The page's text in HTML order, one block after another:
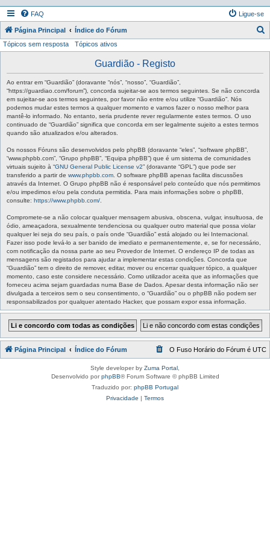
FAQ Ligue-se
Página Principal Índice do Fórum
Tópicos sem resposta Tópicos ativos
Guardião - Registo
Ao entrar em “Guardião” (doravante “nós”, “nosso”, “Guardião”,
“https://guardiao.com/forum”), concorda sujeitar-se aos termos seguintes. Se não concorda
em sujeitar-se aos termos seguintes, por favor não entre e/ou utilize “Guardião”. Nós
podemos mudar estes termos a qualquer momento e vamos fazer o nosso melhor para
mantê-lo informado. No entanto, seria prudente rever regularmente estes termos. O uso
continuado de “Guardião” significa que concorda em ser legalmente sujeito a estes termos
quando são atualizados e/ou alterados.
Os nossos Fóruns são desenvolvidos pelo phpBB (doravante “eles”, “software phpBB”,
“www.phpbb.com”, “Grupo phpBB”, “Equipa phpBB”) que é um sistema de comunidades
virtuais sujeito à “GNU General Public License v2” (doravante “GPL”) que pode ser
transferido a partir de www.phpbb.com . O software phpBB apenas facilita discussões
através da Internet. O Grupo phpBB não é responsável pelo conteúdo que nós permitimos
e/ou impedimos e/ou pela conduta permitida. Para mais informações sobre o phpBB,
consulte: https://www.phpbb.com/
Compromete-se a não colocar qualquer mensagem abusiva, obscena, vulgar, insultuosa, de
ódio, ameaçadora, sexualmente tendenciosa ou qualquer outro material que possa violar
qualquer lei seja do seu país, o país onde “Guardião” está alojado ou lei Internacional.
Fazer isso pode levá-lo a ser banido de imediato e permanentemente, e, se for necessário,
com notificação da nossa parte ao seu Provedor de Internet. O endereço IP de todas as
mensagens são registados para ajudar a implementar estas condições. Concorda que
“Guardião” tem o direito de remover, editar, mover ou encerrar qualquer tópico, a qualquer
momento, caso este considere necessário. Como utilizador aceita que as informações que
forneceu acima sejam guardadas numa Base de Dados. Apesar desta informação não ser
divulgada a terceiros sem o seu consentimento, o “Guardião” ou o phpBB não podem ser
responsabilizados por qualquer atentado Hacker, que possam expor essa informação.
Página Principal Índice do Fórum O Fuso Horário do Fórum é UTC
Style developer by Zuma Portal
Desenvolvido porphpBB® Forum Software © phpBB Limited
Traduzido por: phpBB Portugal
Privacidade | Termos